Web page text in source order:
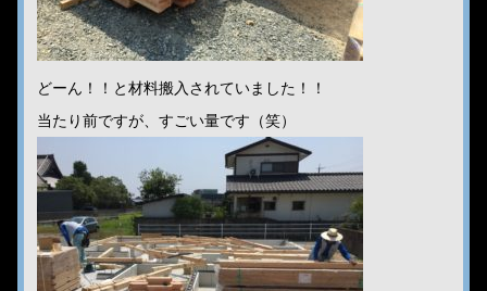
どーん！！と材料搬入されていました！！
当たり前ですが、すごい量です（笑）